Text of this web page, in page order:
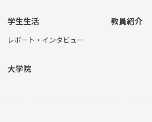
学生生活
レポート・インタビュー
教員紹介
大学院